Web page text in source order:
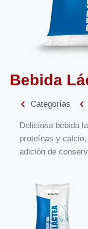
Bebida
Categorías
Deliciosa bebida
proteínas y
adición de